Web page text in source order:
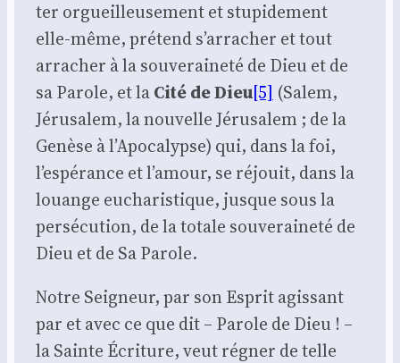
ter orgueilleu­se­ment et stu­pi­de­ment
elle-même, pré­tend s’ar­ra­cher et tout
arra­cher à la sou­ve­rai­ne­té de Dieu et de
sa Parole, et laCité de Dieu[5] (Salem,
Jéru­sa­lem, la nou­velle Jéru­sa­lem ; de la
Genèse à l’A­po­ca­lypse) qui, dans la foi,
l’es­pé­rance et l’a­mour, se réjouit, dans la
louange eucha­ris­tique, jusque sous la
per­sé­cu­tion, de la totale sou­ve­rai­ne­té de
Dieu et de Sa Parole.
Notre Sei­gneur, par son Esprit agis­sant
par et avec ce que dit – Parole de Dieu ! –
la Sainte Écri­ture, veut régner de telle